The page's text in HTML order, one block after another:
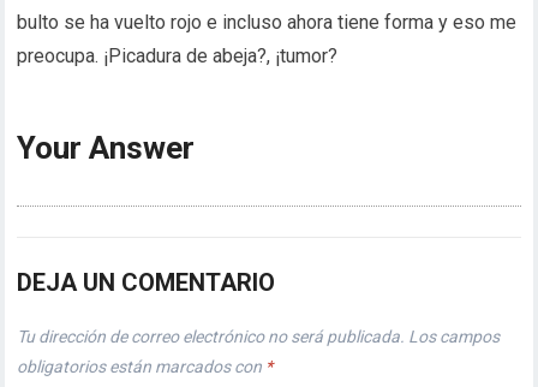
bulto se ha vuelto rojo e incluso ahora tiene forma y eso me
preocupa. ¡Picadura de abeja?, ¡tumor?
Your Answer
DEJA UN COMENTARIO
Tu dirección de correo electrónico no será publicada. Los campos
obligatorios están marcados con *